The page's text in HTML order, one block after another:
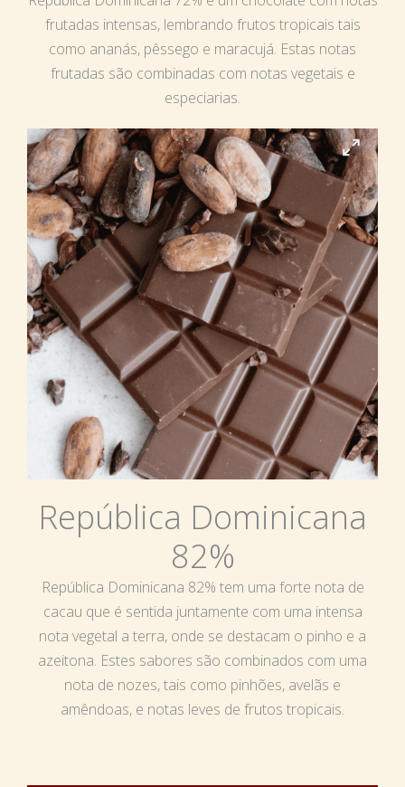
frutadas intensas, lembrando frutos tropicais tais
como ananás, pêssego e maracujá. Estas notas
frutadas são combinadas com notas vegetais e
especiarias.
República Dominicana
82%
República Dominicana 82% tem uma forte nota de
cacau que é sentida juntamente com uma intensa
nota vegetal a terra, onde se destacam o pinho e a
azeitona. Estes sabores são combinados com uma
nota de nozes, tais como pinhões, avelãs e
amêndoas, e notas leves de frutos tropicais.